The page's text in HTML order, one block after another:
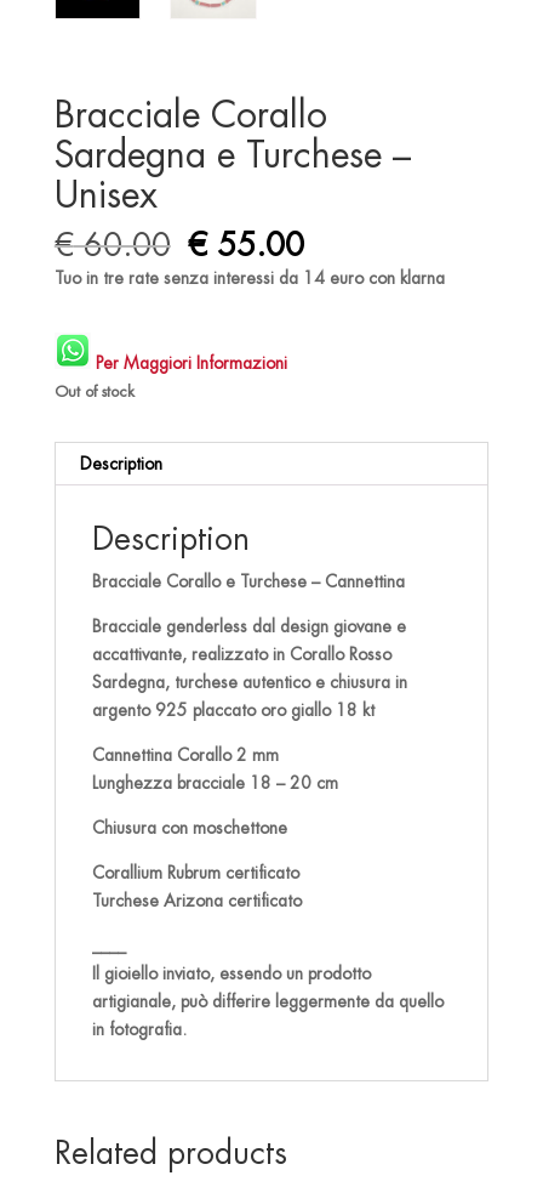
Bracciale Corallo
Sardegna e Turchese –
Unisex
€60.00 Original
price
€55.00Current
price
Tuo in tre rate senza interessi da 14 euro con klarna
Per Maggiori Informazioni
Out of stock
Description
Description
Bracciale Corallo e Turchese – Cannettina
Bracciale genderless dal design giovane e
accattivante, realizzato in Corallo Rosso
Sardegna, turchese autentico e chiusura in
argento 925 placcato oro giallo 18 kt
Cannettina Corallo 2 mm
Lunghezza bracciale 18 – 20 cm
Chiusura con moschettone
Corallium Rubrum certificato
Turchese Arizona certificato
Il gioiello inviato, essendo un prodotto
artigianale, può differire leggermente da quello
in fotografia.
Related products